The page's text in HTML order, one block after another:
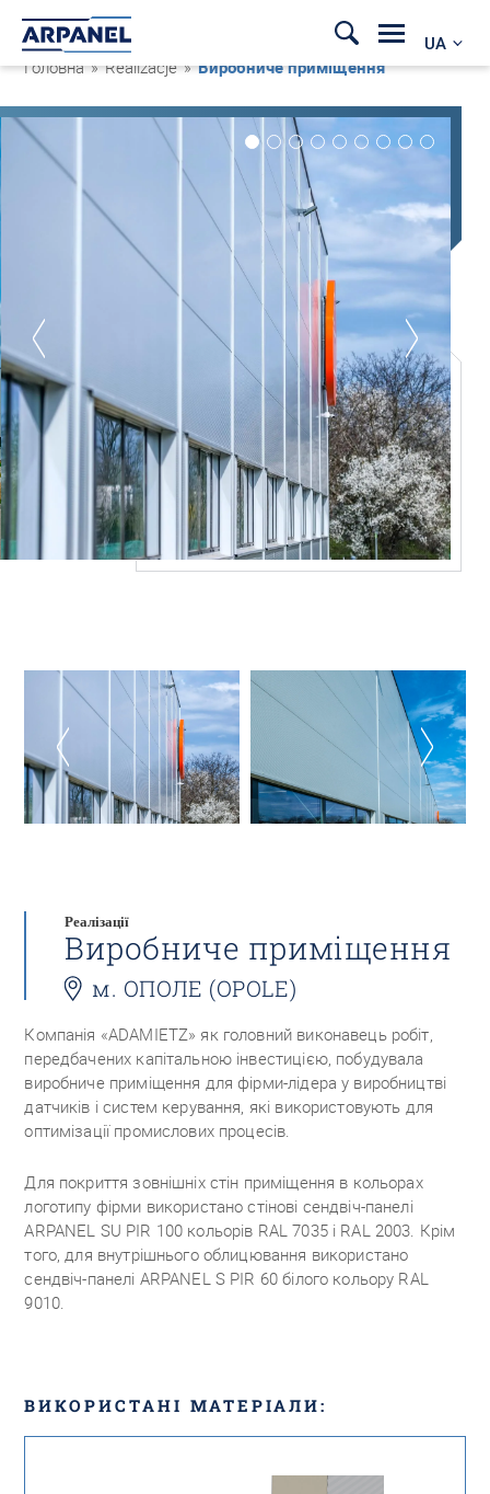
UA
Головна » Realizacje »Виробниче приміщення
Реалізації
Виробниче приміщення
м. ОПОЛЕ (OPOLE)
Компанія «ADAMIETZ» як головний виконавець робіт,
передбачених капітальною інвестицією, побудувала
виробниче приміщення для фірми-лідера у виробництві
датчиків і систем керування, які використовують для
оптимізації промислових процесів.
Для покриття зовнішніх стін приміщення в кольорах
логотипу фірми використано стінові сендвіч-панелі
ARPANEL SU PIR 100 кольорів RAL 7035 і RAL 2003. Крім
того, для внутрішнього облицювання використано
сендвіч-панелі ARPANEL S PIR 60 білого кольору RAL
9010.
ВИКОРИСТАНІ МАТЕРІАЛИ: